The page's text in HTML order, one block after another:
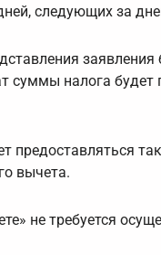
следующих за
суммы налога
предоставляться
вычета.
не требуется